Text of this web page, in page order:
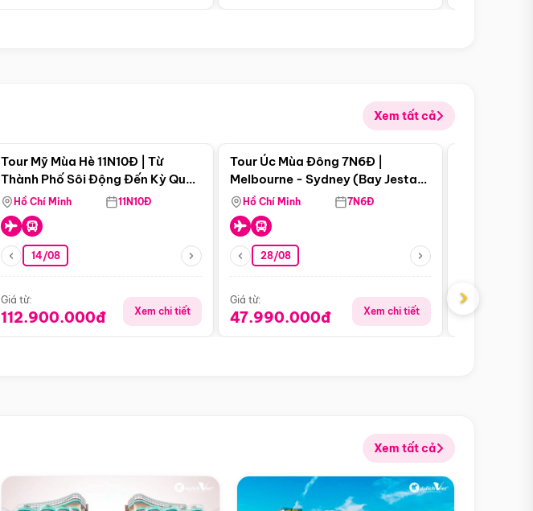
Xem tất cả
Tour Mỹ Mùa Hè 11N10Đ | Từ
Thành Phố Sôi Động Đến Kỳ Quan
Thiên Nhiên Mỹ
Hồ Chí Minh 11N10Đ
14/08
Giá từ:
112.900.000đ Xem chi tiết
Điểm nổi bật
Tour Úc Mùa Đông 7N6Đ |
Melbourne - Sydney (Bay Jestar
Airways)
Hồ Chí Minh 7N6Đ
28/08
Giá từ:
47.990.000đ Xem chi tiết
Giá từ:
›
Xem tất cả